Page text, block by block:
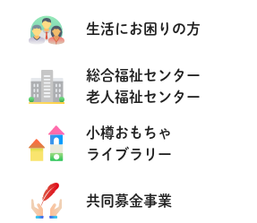
生活にお困りの方
総合福祉センター
老人福祉センター
小樽おもちゃ
ライブラリー
共同募金事業